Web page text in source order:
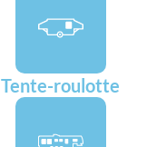
Tente-roulotte